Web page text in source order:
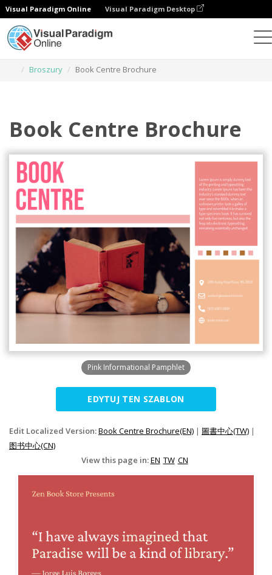
Visual Paradigm Online Visual Paradigm Desktop
Broszury
Book Centre Brochure
Book Centre Brochure
Pink Informational Pamphlet
EDYTUJ TEN SZABLON
Edit Localized Version:Book Centre Brochure(EN) | 圖書中心(TW) |
图书中心(CN)
View this page in:EN TW CN